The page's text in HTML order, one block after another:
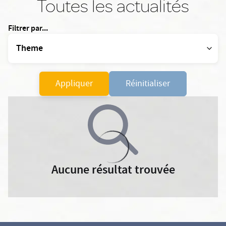
Toutes les actualités
Filtrer par...
Appliquer Réinitialiser
Aucune résultat trouvée